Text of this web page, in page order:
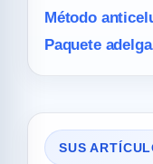
Método
Paquete
SUS